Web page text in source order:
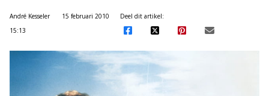
André Kesseler
15 februari 2010
15:13
Deel dit artikel: